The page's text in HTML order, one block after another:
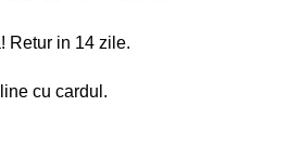
Retur in 14 zile.
cu cardul.